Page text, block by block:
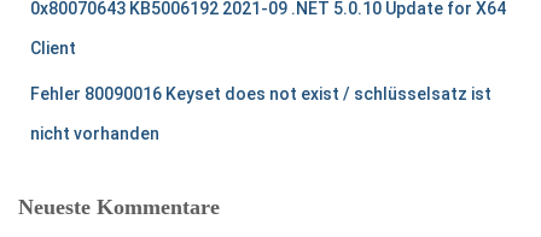
0x80070643 KB5006192 2021-09 .NET 5.0.10 Update for X64
Client
Fehler 80090016 Keyset does not exist / schlüsselsatz ist
nicht vorhanden
Neueste Kommentare